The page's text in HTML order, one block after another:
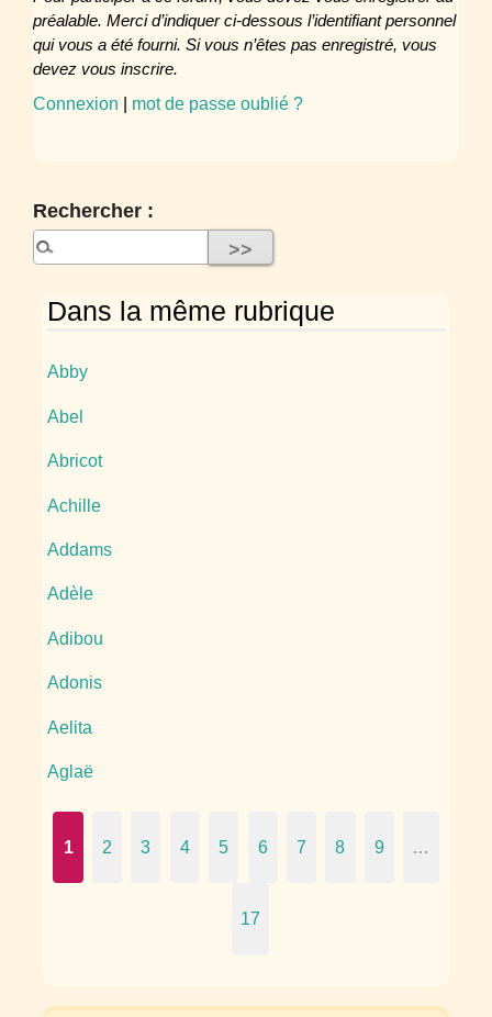
préalable. Merci d’indiquer ci-dessous l’identifiant personnel
qui vous a été fourni. Si vous n’êtes pas enregistré, vous
devez vous inscrire.
Connexion | mot de passe oublié ?
Rechercher :
Dans la même rubrique
Abby
Abel
Abricot
Achille
Addams
Adèle
Adibou
Adonis
Aelita
Aglaë
1 2 3 4 5 6 7 8 9 …
17